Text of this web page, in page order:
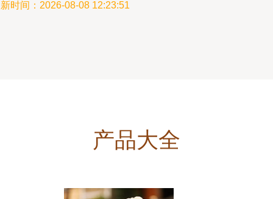
时间：2026-08-08 12:23:51
产品大全